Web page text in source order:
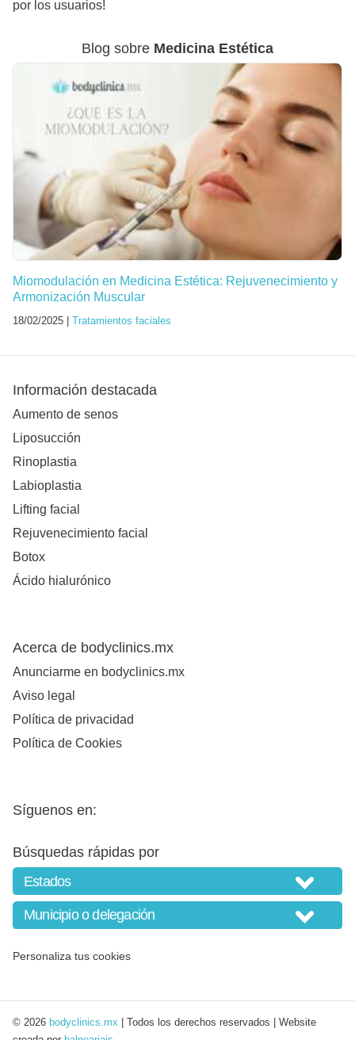
por los usuarios!
Blog sobre Medicina Estética
Miomodulación en Medicina Estética: Rejuvenecimiento y
Armonización Muscular
18/02/2025 | Tratamientos faciales
Información destacada
Aumento de senos
Liposucción
Rinoplastia
Labioplastia
Lifting facial
Rejuvenecimiento facial
Botox
Ácido hialurónico
Acerca de bodyclinics.mx
Anunciarme en bodyclinics.mx
Aviso legal
Política de privacidad
Política de Cookies
Síguenos en:
Búsquedas rápidas por
Personaliza tus cookies
© 2026 bodyclinics.mx | Todos los derechos reservados | Website